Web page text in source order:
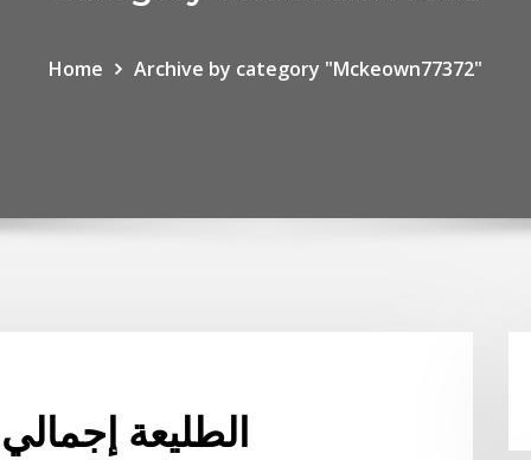
Home Archive by category "Mckeown77372"
الطليعة